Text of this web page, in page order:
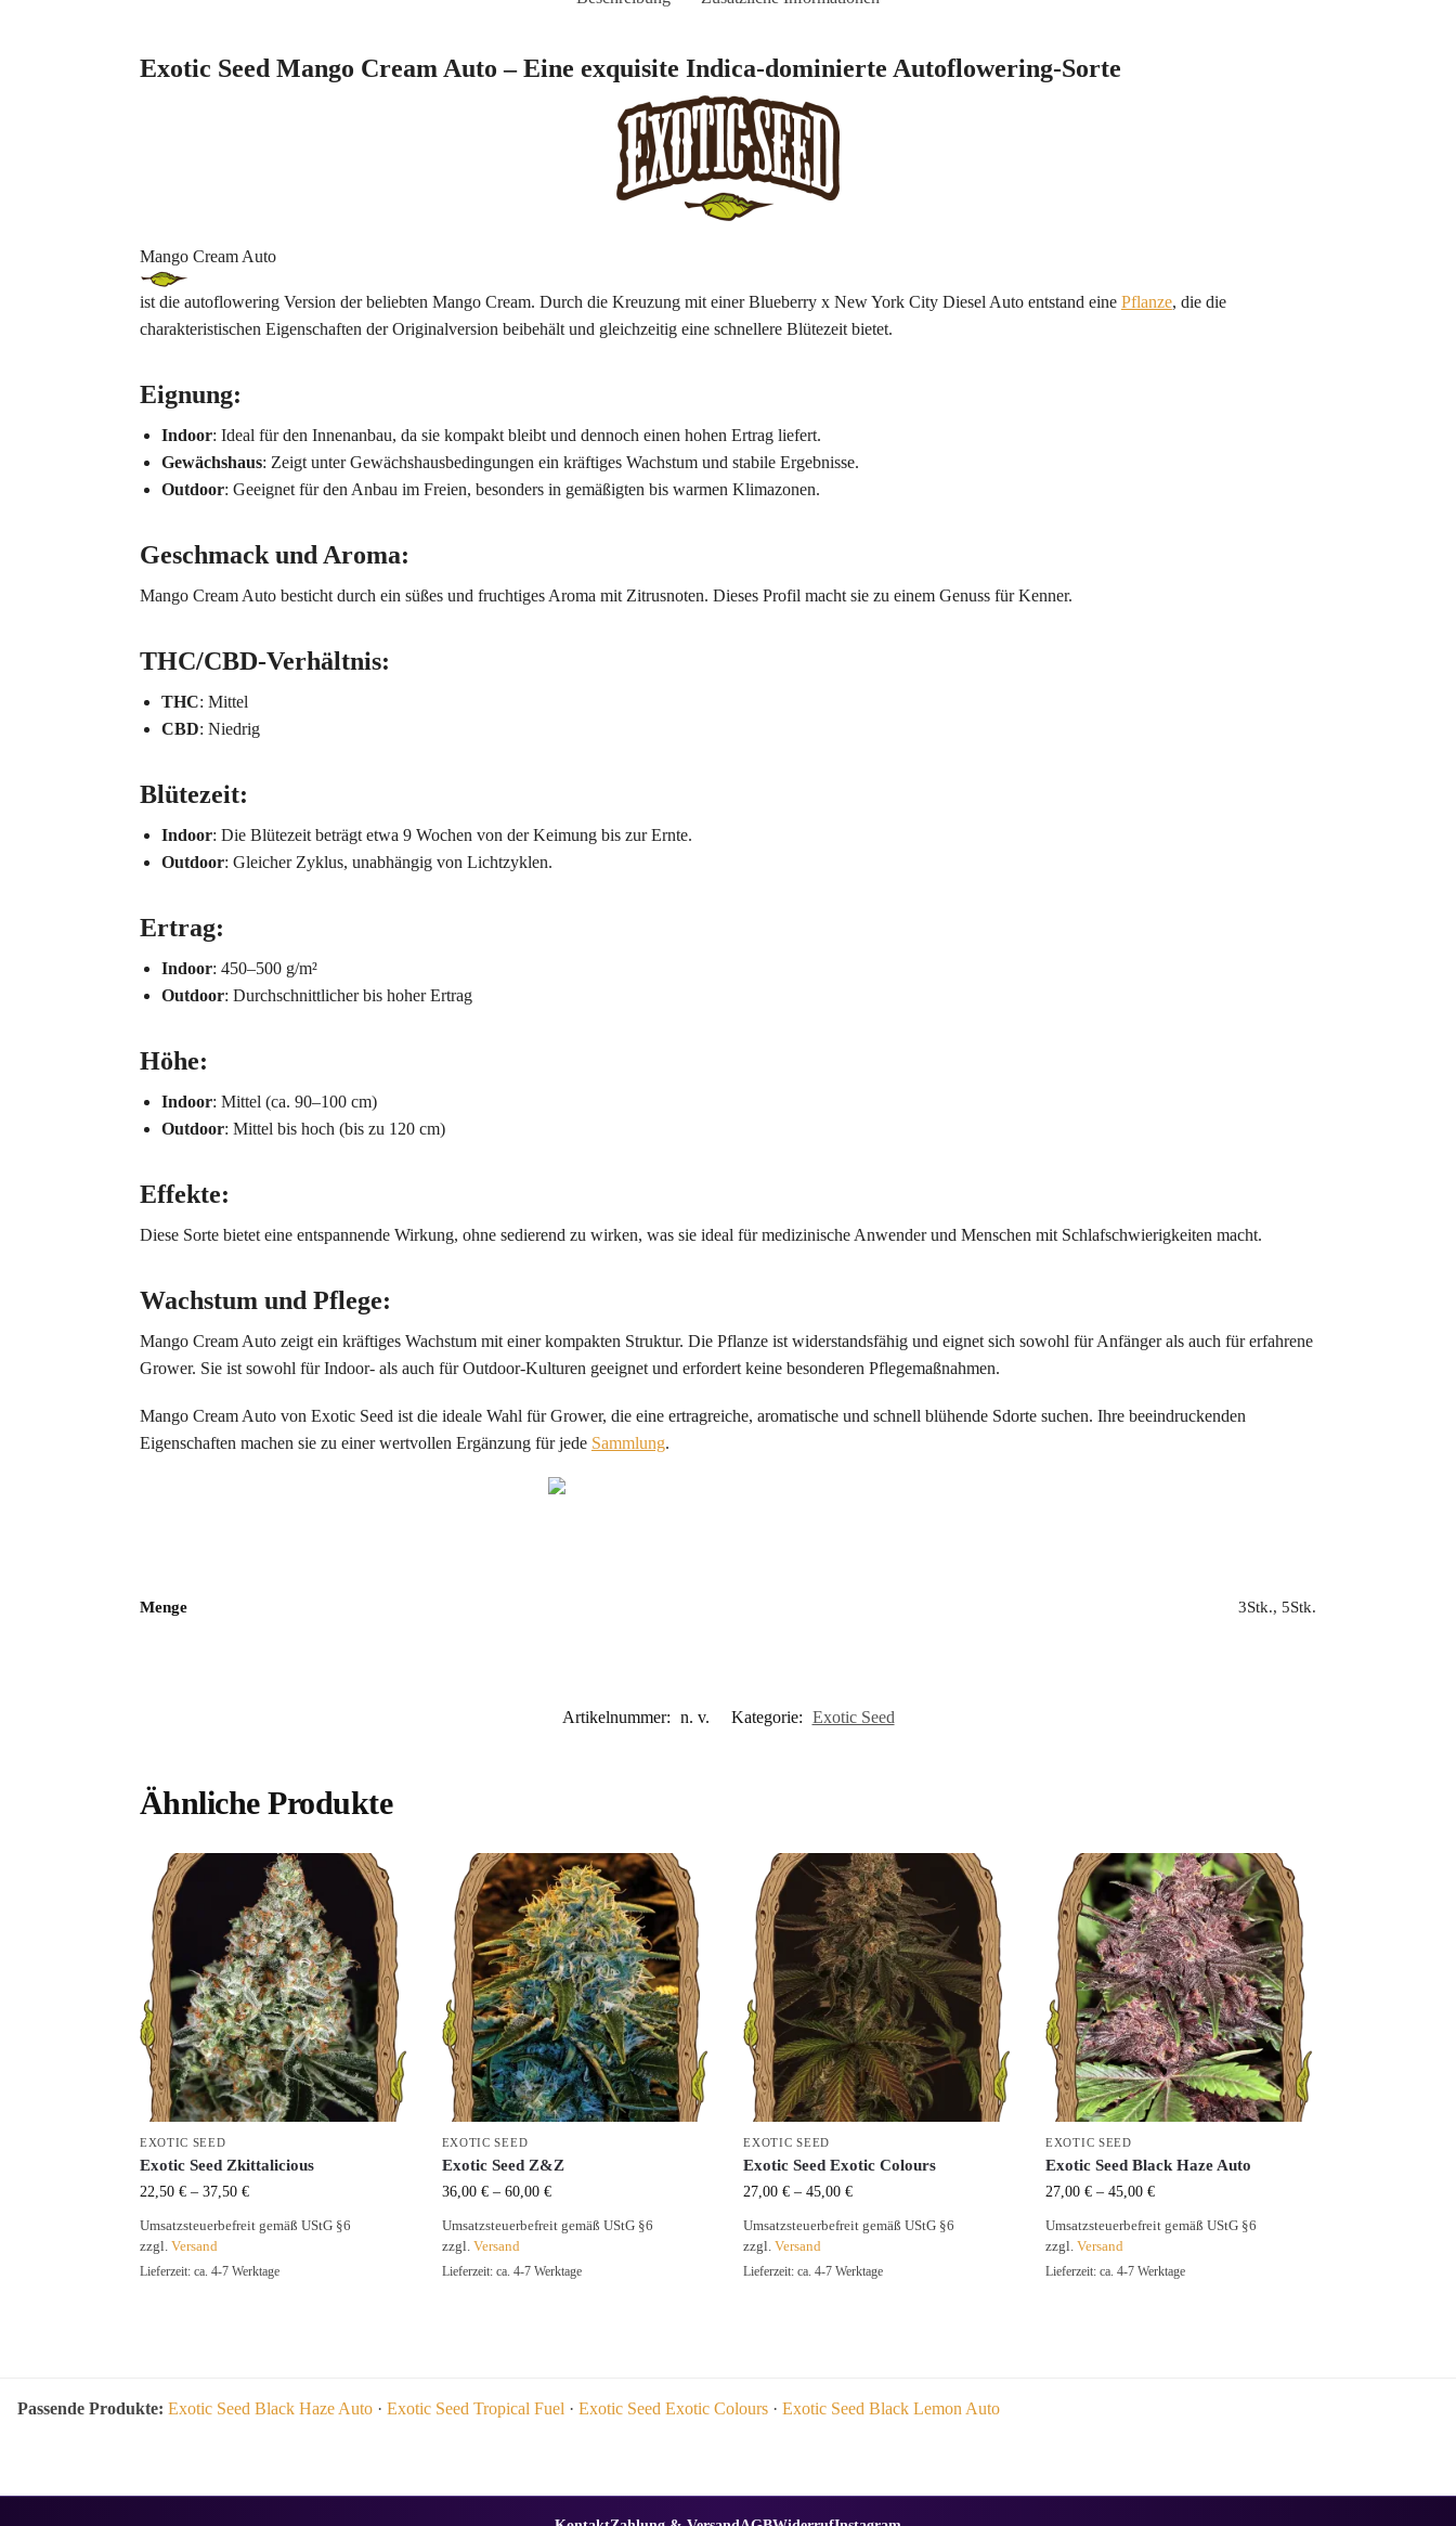
Exotic Seed Mango Cream Auto – Eine exquisite Indica-dominierte Autoflowering-Sorte
Mango Cream Auto
ist die autoflowering Version der beliebten Mango Cream. Durch die Kreuzung mit einer Blueberry x New York City Diesel Auto entstand eine Pflanze, die die
charakteristischen Eigenschaften der Originalversion beibehält und gleichzeitig eine schnellere Blütezeit bietet.
Eignung:
Indoor: Ideal für den Innenanbau, da sie kompakt bleibt und dennoch einen hohen Ertrag liefert.
Gewächshaus: Zeigt unter Gewächshausbedingungen ein kräftiges Wachstum und stabile Ergebnisse.
Outdoor: Geeignet für den Anbau im Freien, besonders in gemäßigten bis warmen Klimazonen.
Geschmack und Aroma:
Mango Cream Auto besticht durch ein süßes und fruchtiges Aroma mit Zitrusnoten. Dieses Profil macht sie zu einem Genuss für Kenner.
THC/CBD-Verhältnis:
THC: Mittel
CBD: Niedrig
Blütezeit:
Indoor: Die Blütezeit beträgt etwa 9 Wochen von der Keimung bis zur Ernte.
Outdoor: Gleicher Zyklus, unabhängig von Lichtzyklen.
Ertrag:
Indoor: 450–500 g/m²
Outdoor: Durchschnittlicher bis hoher Ertrag
Höhe:
Indoor: Mittel (ca. 90–100 cm)
Outdoor: Mittel bis hoch (bis zu 120 cm)
Effekte:
Diese Sorte bietet eine entspannende Wirkung, ohne sedierend zu wirken, was sie ideal für medizinische Anwender und Menschen mit Schlafschwierigkeiten macht.
Wachstum und Pflege:
Mango Cream Auto zeigt ein kräftiges Wachstum mit einer kompakten Struktur. Die Pflanze ist widerstandsfähig und eignet sich sowohl für Anfänger als auch für erfahrene
Grower. Sie ist sowohl für Indoor- als auch für Outdoor-Kulturen geeignet und erfordert keine besonderen Pflegemaßnahmen.
Mango Cream Auto von Exotic Seed ist die ideale Wahl für Grower, die eine ertragreiche, aromatische und schnell blühende Sdorte suchen. Ihre beeindruckenden
Eigenschaften machen sie zu einer wertvollen Ergänzung für jede Sammlung.
Menge 3Stk., 5Stk.
Artikelnummer: n. v. Kategorie: Exotic Seed
Ähnliche Produkte
EXOTIC SEED
Exotic Seed Zkittalicious
22,50 € – 37,50 €
Umsatzsteuerbefreit gemäß UStG §6
zzgl. Versand
Lieferzeit: ca. 4-7 Werktage
EXOTIC SEED
Exotic Seed Z&Z
36,00 € – 60,00 €
Umsatzsteuerbefreit gemäß UStG §6
zzgl. Versand
Lieferzeit: ca. 4-7 Werktage
EXOTIC SEED
Exotic Seed Exotic Colours
27,00€ –45,00€
Umsatzsteuerbefreit gemäß UStG §6
zzgl.Versand
Lieferzeit: ca. 4-7 Werktage
EXOTIC SEED
Exotic Seed Black Haze Auto
27,00€ –45,00€
Umsatzsteuerbefreit gemäß UStG §6
zzgl.Versand
Lieferzeit: ca. 4-7 Werktage
Passende Produkte: Exotic Seed Black Haze Auto · Exotic Seed Tropical Fuel · Exotic Seed Exotic Colours · Exotic Seed Black Lemon Auto